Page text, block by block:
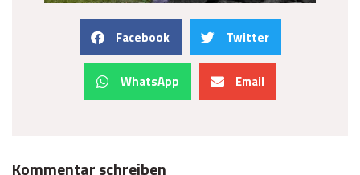
Facebook Twitter
WhatsApp Email
Kommentar schreiben